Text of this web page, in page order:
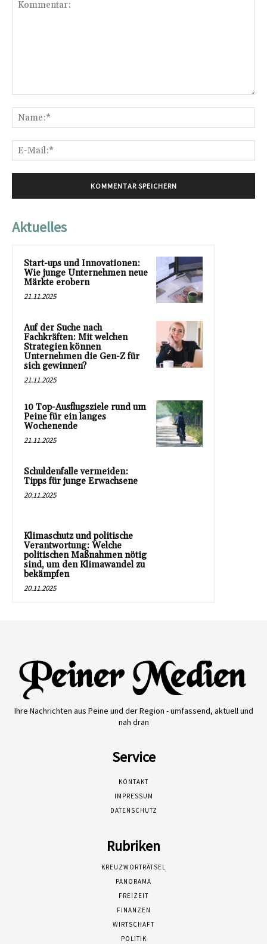
Aktuelles
Start-ups und Innovationen:
Wie junge Unternehmen neue
Märkte erobern
21.11.2025
Auf der Suche nach
Fachkräften: Mit welchen
Strategien können
Unternehmen die Gen-Z für
sich gewinnen?
21.11.2025
10 Top-Ausflugsziele rund um
Peine für ein langes
Wochenende
21.11.2025
Schuldenfalle vermeiden:
Tipps für junge Erwachsene
20.11.2025
Klimaschutz und politische
Verantwortung: Welche
politischen Maßnahmen nötig
sind, um den Klimawandel zu
bekämpfen
20.11.2025
Ihre Nachrichten aus Peine und der Region - umfassend, aktuell und
nah dran
Service
KONTAKT
IMPRESSUM
DATENSCHUTZ
Rubriken
KREUZWORTRÄTSEL
PANORAMA
FREIZEIT
FINANZEN
WIRTSCHAFT
POLITIK